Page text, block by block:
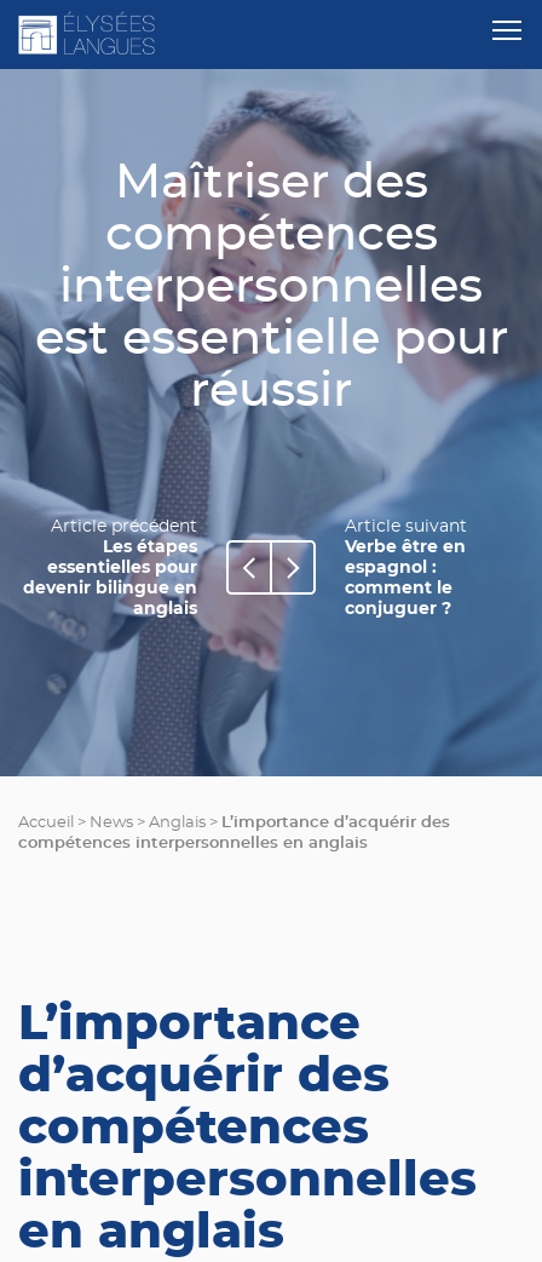
Maîtriser des
compétences
interpersonnelles
est essentielle pour
réussir
Article précédent
Les étapes
essentielles pour
devenir bilingue en
anglais
Article suivant
Verbe être en
espagnol :
comment le
conjuguer ?
Accueil > News > Anglais > L’importance d’acquérir des
compétences interpersonnelles en anglais
L’importance
d’acquérir des
compétences
interpersonnelles
en anglais